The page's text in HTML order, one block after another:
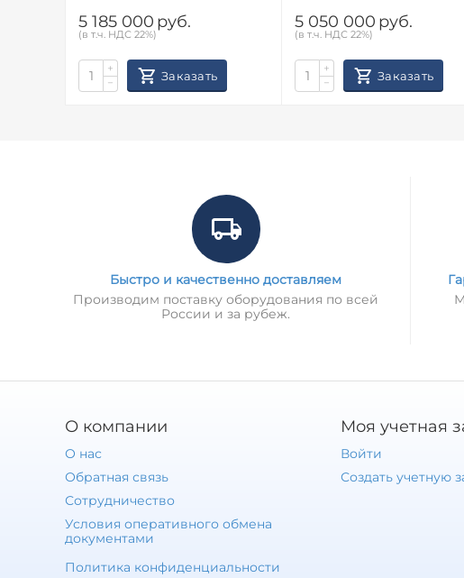
5 185 000 руб.
(в т.ч. НДС 22%)
+
−
Заказать
5 050 000 руб.
(в т.ч. НДС 22%)
+
−
Заказать
Быстро и качественно доставляем
Производим поставку оборудования по всей
России и за рубеж.
О компании
О нас
Обратная связь
Сотрудничество
Условия оперативного обмена
документами
Политика конфиденциальности
Моя учетная
Войти
Создать учетную